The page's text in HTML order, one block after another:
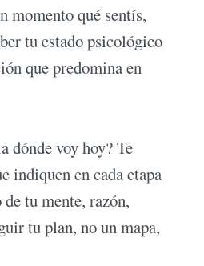
momento qué sentís,
tu estado psicológico
que predomina en
dónde voy hoy? Te
indiquen en cada etapa
tu mente, razón,
tu plan, no un mapa,